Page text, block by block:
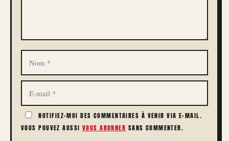
NOM
E-
MAIL
NOTIFIEZ-MOI DES COMMENTAIRES À VENIR VIA E-MAIL.
VOUS POUVEZ AUSSI VOUS ABONNER SANS COMMENTER.